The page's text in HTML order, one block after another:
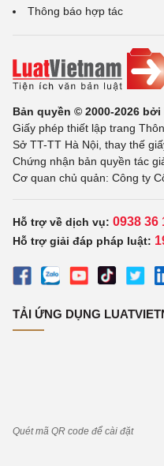
Thông báo hợp tác
Bản quyền © 2000-2026
Giấy phép thiết lập trang
Sở TT-TT Hà Nội, thay thế
Chứng nhận bản quyền tác
Cơ quan chủ quản: Công ty
Hỗ trợ về dịch vụ: 0938 36
Hỗ trợ giải đáp pháp luật:
TẢI ỨNG DỤNG
Quét mã QR code để cài đặt